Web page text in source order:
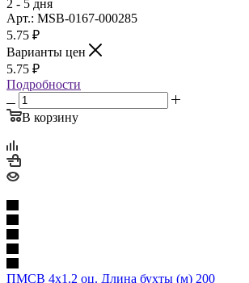
2 - 5 дня
Арт.: MSB-0167-000285
5.75 ₽
Варианты цен
5.75 ₽
Подробности
В корзину
ПМСВ 4х1,2 оц. Длина бухты (м) 200